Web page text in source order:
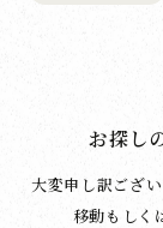
お探し
大変申し訳ござ
移動もしく